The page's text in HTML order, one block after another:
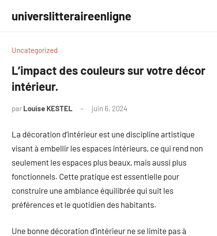
contenu
universlitteraireenligne
Uncategorized
L’impact des couleurs sur votre décor
intérieur.
par Louise KESTEL juin 6, 2024
La décoration d’intérieur est une discipline artistique
visant à embellir les espaces intérieurs, ce qui rend non
seulement les espaces plus beaux, mais aussi plus
fonctionnels. Cette pratique est essentielle pour
construire une ambiance équilibrée qui suit les
préférences et le quotidien des habitants.
Une bonne décoration d’intérieur ne se limite pas à